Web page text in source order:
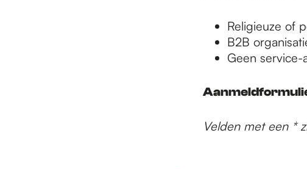
Religieuze of
B2B
Geen service-
Velden met een *